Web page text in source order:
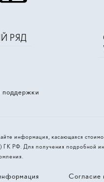
поддержки
РЯД
информация, касающаяся
РФ. Для получения подробной
Согласие